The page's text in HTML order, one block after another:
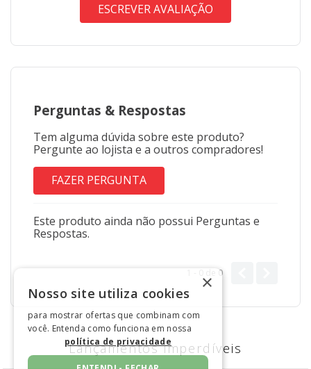
ESCREVER AVALIAÇÃO
Perguntas & Respostas
Tem alguma dúvida sobre este produto?
Pergunte ao lojista e a outros compradores!
FAZER PERGUNTA
Este produto ainda não possui Perguntas e
Respostas.
0
Lançamentos imperdíveis
×
Nosso site utiliza cookies
para mostrar ofertas que combinam com
você. Entenda como funciona em nossa
política de privacidade